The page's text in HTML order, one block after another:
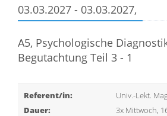
03.03.2027 - 03.03.2027,
A5, Psychologische
Begutachtung Teil 3 - 1
Referent/in:
Univ.-Lekt.
Dauer:
3x Mittwoch,